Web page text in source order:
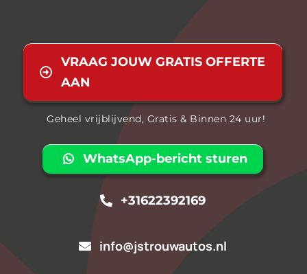
VRAAG JOUW GRATIS OFFERTE
AAN
Geheel vrijblijvend, Gratis & Binnen 24 uur!
WhatsApp-bericht sturen
+31622392169
info@jstrouwautos.nl